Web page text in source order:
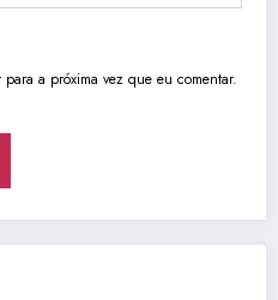
a próxima vez que eu comentar.